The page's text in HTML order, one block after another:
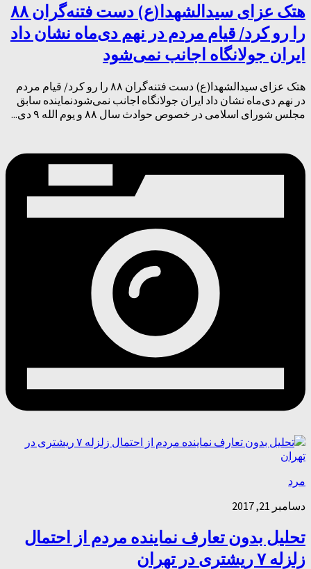
هتک عزای سیدالشهدا(ع) دست فتنه‌گران ۸۸
را رو کرد/ قیام مردم در نهم دی‌ماه نشان داد
ایران جولانگاه اجانب نمی‌شود
هتک عزای سیدالشهدا(ع) دست فتنه‌گران ۸۸ را رو کرد/ قیام مردم
در نهم دی‌ماه نشان داد ایران جولانگاه اجانب نمی‌شودنماینده سابق
مجلس شورای اسلامی در خصوص حوادث سال ۸۸ و یوم الله ۹ دی...
مرد
دسامبر 21, 2017
تحلیل بدون تعارف نماینده مردم از احتمال
زلزله ۷ ریشتری در تهران